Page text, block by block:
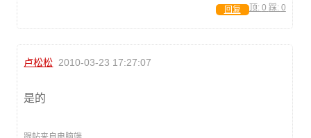
顶: 0 踩: 0
回复
卢松松 2010-03-23 17:27:07
是的